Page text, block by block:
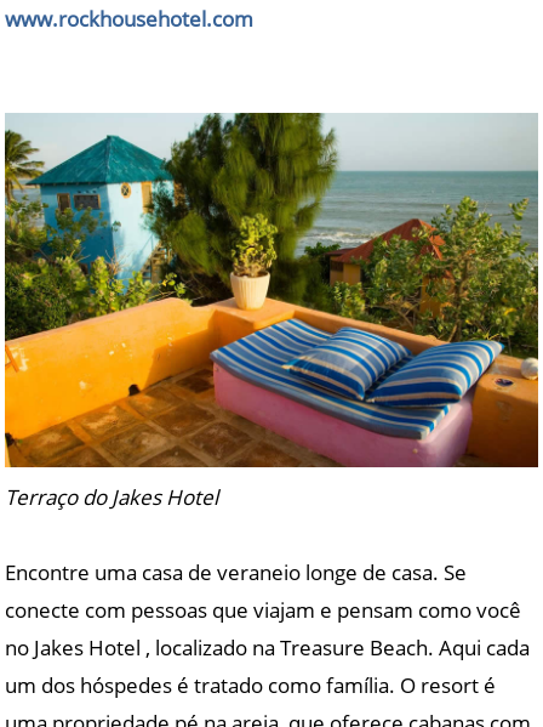
www.rockhousehotel.com
Terraço do Jakes Hotel
Encontre uma casa de veraneio longe de casa. Se
conecte com pessoas que viajam e pensam como você
no Jakes Hotel , localizado na Treasure Beach. Aqui cada
um dos hóspedes é tratado como família. O resort é